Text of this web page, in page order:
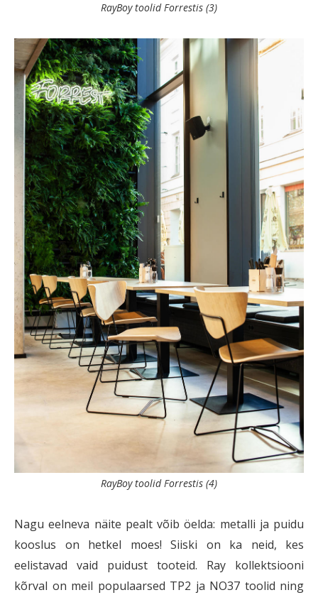
RayBoy toolid Forrestis (3)
RayBoy toolid Forrestis (4)
Nagu eelneva näite pealt võib öelda: metalli ja puidu
kooslus on hetkel moes! Siiski on ka neid, kes
eelistavad vaid puidust tooteid. Ray kollektsiooni
kõrval on meil populaarsed TP2 ja NO37 toolid ning